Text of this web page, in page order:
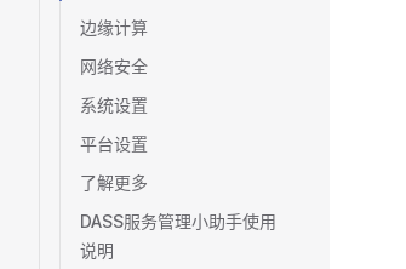
边缘计算
网络安全
系统设置
平台设置
了解更多
DASS服务管理小助手使用
说明